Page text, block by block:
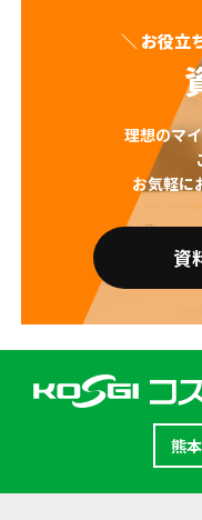
＼ お役立
理想のマ
お気軽に
資
熊